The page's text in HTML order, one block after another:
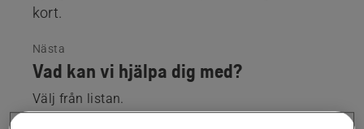
kort.
Nästa
Vad kan vi hjälpa dig med?
Välj från listan.